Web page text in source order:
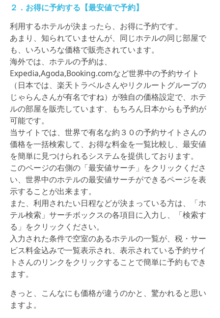
２．お得に予約する【最安値で予約】
利用するホテルが決まったら、お得に予約です。
あまり、知られていませんが、同じホテルの同じ部屋で
も、いろいろな価格で販売されています。
海外では、ホテルの予約は、
Expedia,Agoda,Booking.comなど世界中の予約サイト
（日本では、楽天トラベルさんやリクルートグループの
じゃらんさんが有名ですね）が独自の価格設定で、ホテ
ルの部屋を販売しています、もちろん日本からも予約が
可能です。
当サイトでは、世界で有名な約３０の予約サイトさんの
価格を一括検索して、お得な料金を一覧比較し、最安値
を簡単に見つけられるシステムを提供しております。
このページの右側の「最安値サーチ」をクリックくださ
い、世界中のホテルの最安値サーチができるページを表
示することが出来ます。
また、利用されたい日程などが決まっている方は、「ホ
テル検索」サーチボックスの各項目に入力し、「検索す
る」をクリックください。
入力された条件で空室のあるホテルの一覧が、税・サー
ビス料金込みで一覧表示され、表示されている予約サイ
トさんのリンクをクリックすることで簡単に予約もでき
ます。
きっと、こんなにも価格が違うのかと、驚かれると思い
ますよ。